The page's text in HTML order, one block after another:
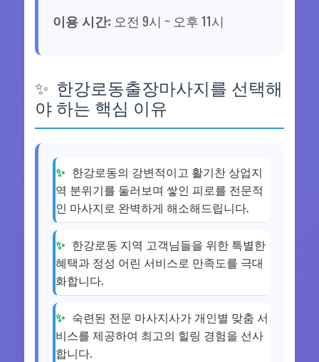
이용 시간: 오전 9시 ~ 오후 11시
한강로동출장마사지를 선택해
야 하는 핵심 이유
한강로동의 강변적이고 활기찬 상업지
역 분위기를 둘러보며 쌓인 피로를 전문적
인 마사지로 완벽하게 해소해드립니다.
한강로동 지역 고객님들을 위한 특별한
혜택과 정성 어린 서비스로 만족도를 극대
화합니다.
숙련된 전문 마사지사가 개인별 맞춤 서
비스를 제공하여 최고의 힐링 경험을 선사
합니다.